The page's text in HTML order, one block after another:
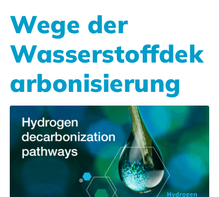
Wege der
Wasserstoffdek
arbonisierung